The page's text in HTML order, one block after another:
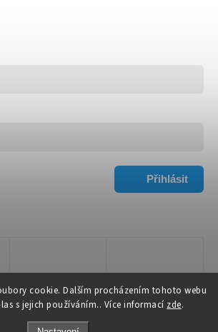
cookie. Dalším procházením tohoto webu
s jejich používáním.. Více informací zde.
Přihlásit